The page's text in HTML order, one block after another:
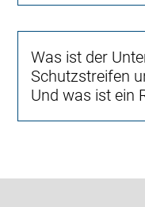
Was ist der
Schutzstreifen
Und was ist ein